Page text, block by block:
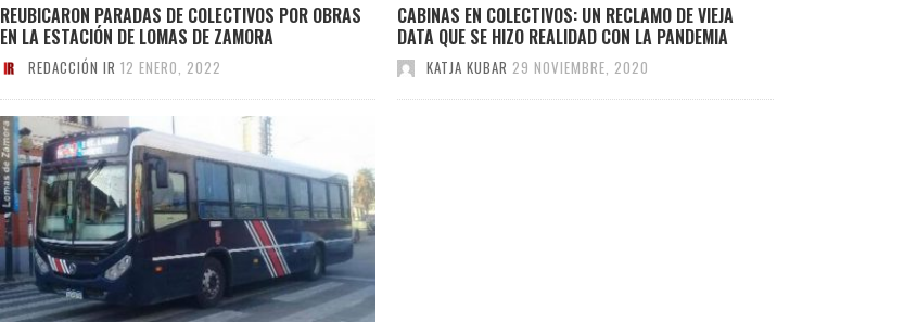
REUBICARON PARADAS DE COLECTIVOS POR OBRAS
EN LA ESTACIÓN DE LOMAS DE ZAMORA
REDACCIÓN IR 12 ENERO, 2022
CABINAS EN COLECTIVOS: UN RECLAMO DE VIEJA
DATA QUE SE HIZO REALIDAD CON LA PANDEMIA
KATJA KUBAR 29 NOVIEMBRE, 2020